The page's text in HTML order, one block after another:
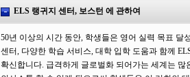
ELS 랭귀지 센터, 보스턴 에 관하여
50년 이상의 시간 동안, 학생들은 영어 실력 목표 달
센터, 다양한 학습 서비스, 대학 입학 도움과 함께
확신합니다. 급격하게 글로벌화 되어가는 세계는